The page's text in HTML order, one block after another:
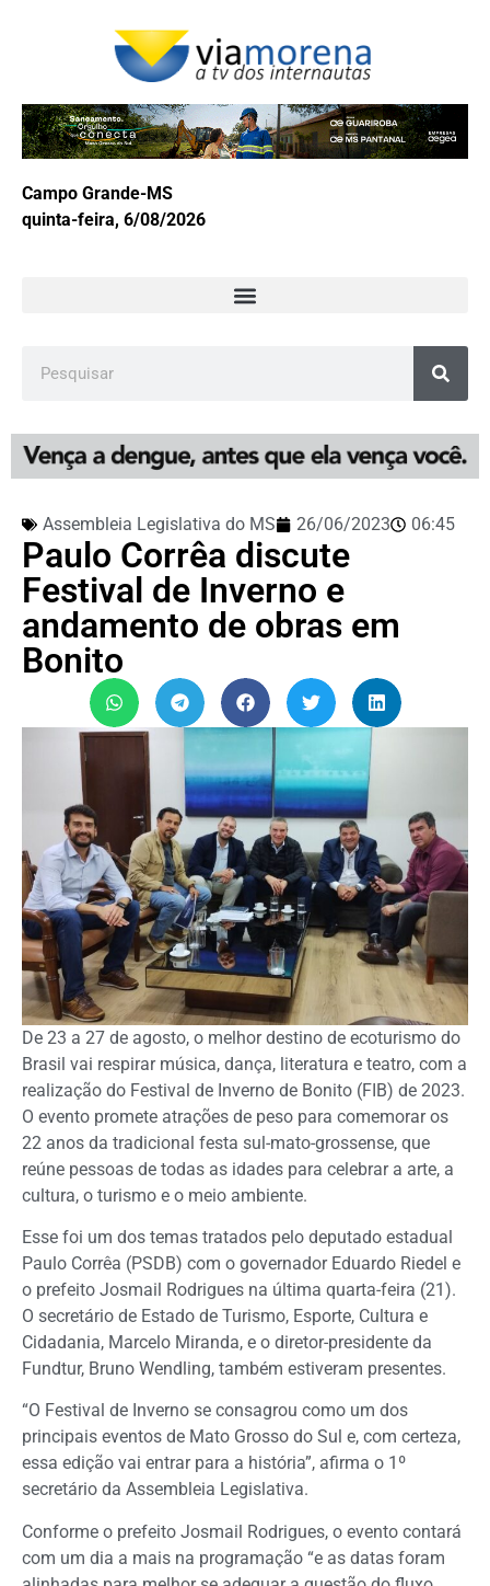
Campo Grande-MS
quinta-feira, 6/08/2026
Assembleia Legislativa do MS 26/06/2023 06:45
Paulo Corrêa discute
Festival de Inverno e
andamento de obras em
Bonito
De 23 a 27 de agosto, o melhor destino de ecoturismo do
Brasil vai respirar música, dança, literatura e teatro, com a
realização do Festival de Inverno de Bonito (FIB) de 2023.
O evento promete atrações de peso para comemorar os
22 anos da tradicional festa sul-mato-grossense, que
reúne pessoas de todas as idades para celebrar a arte, a
cultura, o turismo e o meio ambiente.
Esse foi um dos temas tratados pelo deputado estadual
Paulo Corrêa (PSDB) com o governador Eduardo Riedel e
o prefeito Josmail Rodrigues na última quarta-feira (21).
O secretário de Estado de Turismo, Esporte, Cultura e
Cidadania, Marcelo Miranda, e o diretor-presidente da
Fundtur, Bruno Wendling, também estiveram presentes.
“O Festival de Inverno se consagrou como um dos
principais eventos de Mato Grosso do Sul e, com certeza,
essa edição vai entrar para a história”, afirma o 1º
secretário da Assembleia Legislativa.
Conforme o prefeito Josmail Rodrigues, o evento contará
com um dia a mais na programação “e as datas foram